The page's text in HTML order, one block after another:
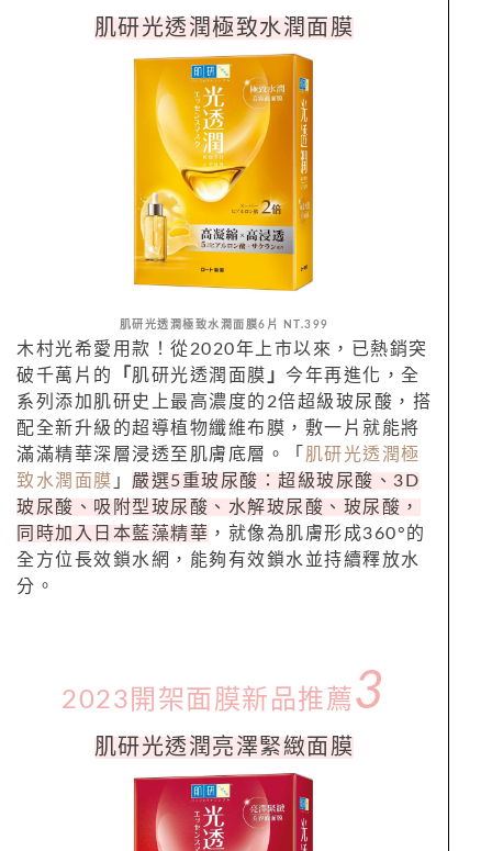
肌研光透潤極致水潤面膜
肌研光透潤極致水潤面膜6片 NT.399
木村光希愛用款！從2020年上市以來，已熱銷突
破千萬片的
「 肌研光透潤面膜 」 今年再進化，全
系列添加肌研史上最高濃度的2倍超級玻尿酸，搭
配全新升級的超導植物纖維布膜，敷一片就能將
滿滿精華深層浸透至肌膚底層。「 肌研光透潤極
致水潤面膜 」 嚴選5重玻尿酸：超級玻尿酸、3D
玻尿酸、吸附型玻尿酸、水解玻尿酸、玻尿酸，
同時加入日本藍藻精華 ，就像為肌膚形成360°的
全方位長效鎖水網，能夠有效鎖水並持續釋放水
分。
2023開架面膜新品推薦 3
肌研光透潤亮澤緊緻面膜